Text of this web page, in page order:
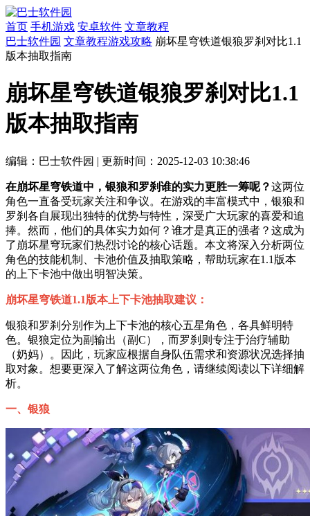
首页 手机游戏 安卓软件 文章教程
巴士软件园 文章教程游戏攻略 崩坏星穹铁道银狼罗刹对比1.1
版本抽取指南
崩坏星穹铁道银狼罗刹对比1.1
版本抽取指南
编辑：巴士软件园 | 更新时间：2025-12-03 10:38:46
在崩坏星穹铁道中，银狼和罗刹谁的实力更胜一筹呢？这两位
角色一直备受玩家关注和争议。在游戏的丰富模式中，银狼和
罗刹各自展现出独特的优势与特性，深受广大玩家的喜爱和追
捧。然而，他们的具体实力如何？谁才是真正的强者？这成为
了崩坏星穹玩家们热烈讨论的核心话题。本文将深入分析两位
角色的技能机制、卡池价值及抽取策略，帮助玩家在1.1版本
的上下卡池中做出明智决策。
崩坏星穹铁道1.1版本上下卡池抽取建议：
银狼和罗刹分别作为上下卡池的核心五星角色，各具鲜明特
色。银狼定位为副输出（副C），而罗刹则专注于治疗辅助
（奶妈）。因此，玩家应根据自身队伍需求和资源状况选择抽
取对象。想要更深入了解这两位角色，请继续阅读以下详细解
析。
一、银狼